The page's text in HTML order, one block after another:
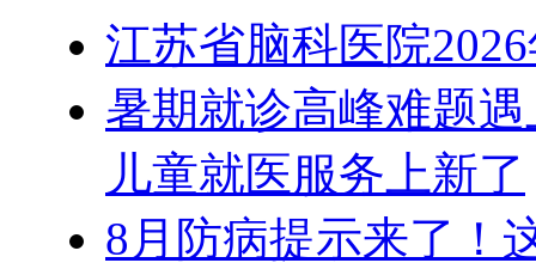
江苏省脑科医院
暑期就诊高峰难题
儿童就医服务上新了
8月防病提示来了！